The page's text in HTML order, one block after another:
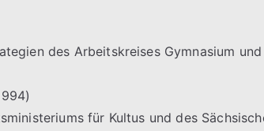
des Arbeitskreises Gymnasium und
für Kultus und des